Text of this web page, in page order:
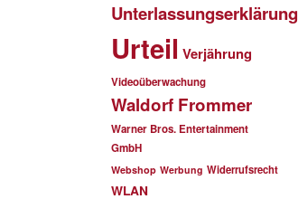
Unterlassungserklärung
Urteil Verjährung
Videoüberwachung
Waldorf Frommer
Warner Bros. Entertainment
GmbH
Webshop Werbung Widerrufsrecht
WLAN